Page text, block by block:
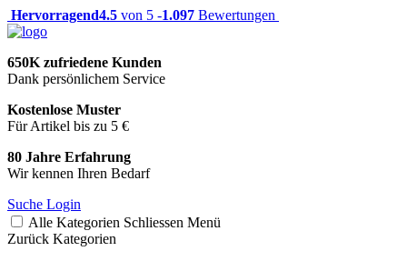
Hervorragend4.5 von 5 -1.097 Bewertungen
650K zufriedene Kunden
Dank persönlichem Service
Kostenlose Muster
Für Artikel bis zu 5 €
80 Jahre Erfahrung
Wir kennen Ihren Bedarf
Suche Login
Alle Kategorien Schliessen Menü
Zurück Kategorien